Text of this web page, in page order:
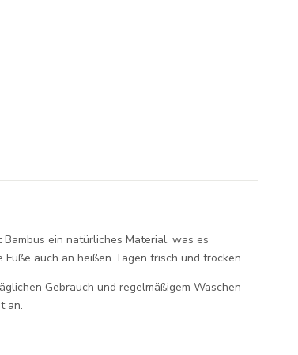
ein natürliches Material, was es
auch an heißen Tagen frisch und trocken.
Gebrauch und regelmäßigem Waschen
an.